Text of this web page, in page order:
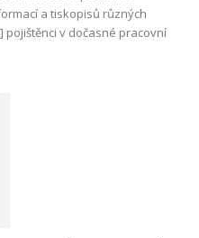
a tiskopisů různých
v dočasné pracovní